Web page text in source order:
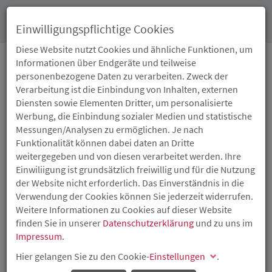
08.11.2022
ISB BETEILIGT SICH AN
DER INVENTIED GMBH
AUS KAISERSLAUTERN
Ladungsträger für den Zivil- und Katastrophenschutz
Einwilligungspflichtige Cookies
Diese Website nutzt Cookies und ähnliche Funktionen, um
Informationen über Endgeräte und teilweise
personenbezogene Daten zu verarbeiten. Zweck der
Verarbeitung ist die Einbindung von Inhalten, externen
Diensten sowie Elementen Dritter, um personalisierte
Werbung, die Einbindung sozialer Medien und statistische
Messungen/Analysen zu ermöglichen. Je nach
Funktionalität können dabei daten an Dritte
weitergegeben und von diesen verarbeitet werden. Ihre
Einwiliigung ist grundsätzlich freiwillig und für die Nutzung
der Website nicht erforderlich. Das Einverständnis in die
Verwendung der Cookies können Sie jederzeit widerrufen.
Weitere Informationen zu Cookies auf dieser Website
finden Sie in unserer Datenschutzerklärung und zu uns im
Impressum.
Hier gelangen Sie zu den Cookie-Einstellungen
.